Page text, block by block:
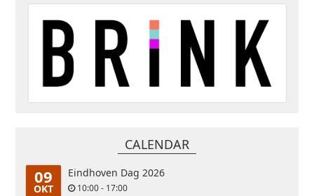
CALENDAR
09
OKT
Eindhoven Dag 2026
10:00 - 17:00